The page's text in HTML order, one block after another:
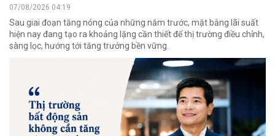
07/08/2026 04:19
Sau giai đoạn tăng nóng của những năm trước, mặt bằng lãi suất
hiện nay đang tạo ra khoảng lặng cần thiết để thị trường điều chỉnh,
sàng lọc, hướng tới tăng trưởng bền vững.